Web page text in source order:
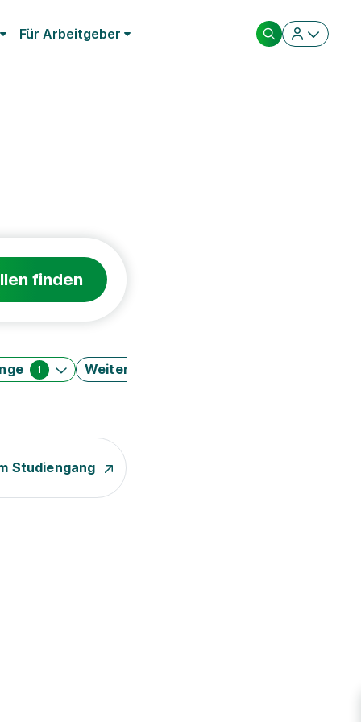
Für Arbeitgeber
finden
1 Weitere Filter
Studiengang